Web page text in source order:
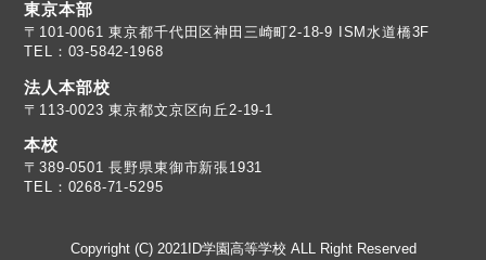
東京本部
TEL：03-5842-1968
法人本部校
〒113-0023 東京都文京区向丘2-19-1
本校
TEL：0268-71-5295
Copyright (C) 2021ID学園高等学校 ALL Right Reserved